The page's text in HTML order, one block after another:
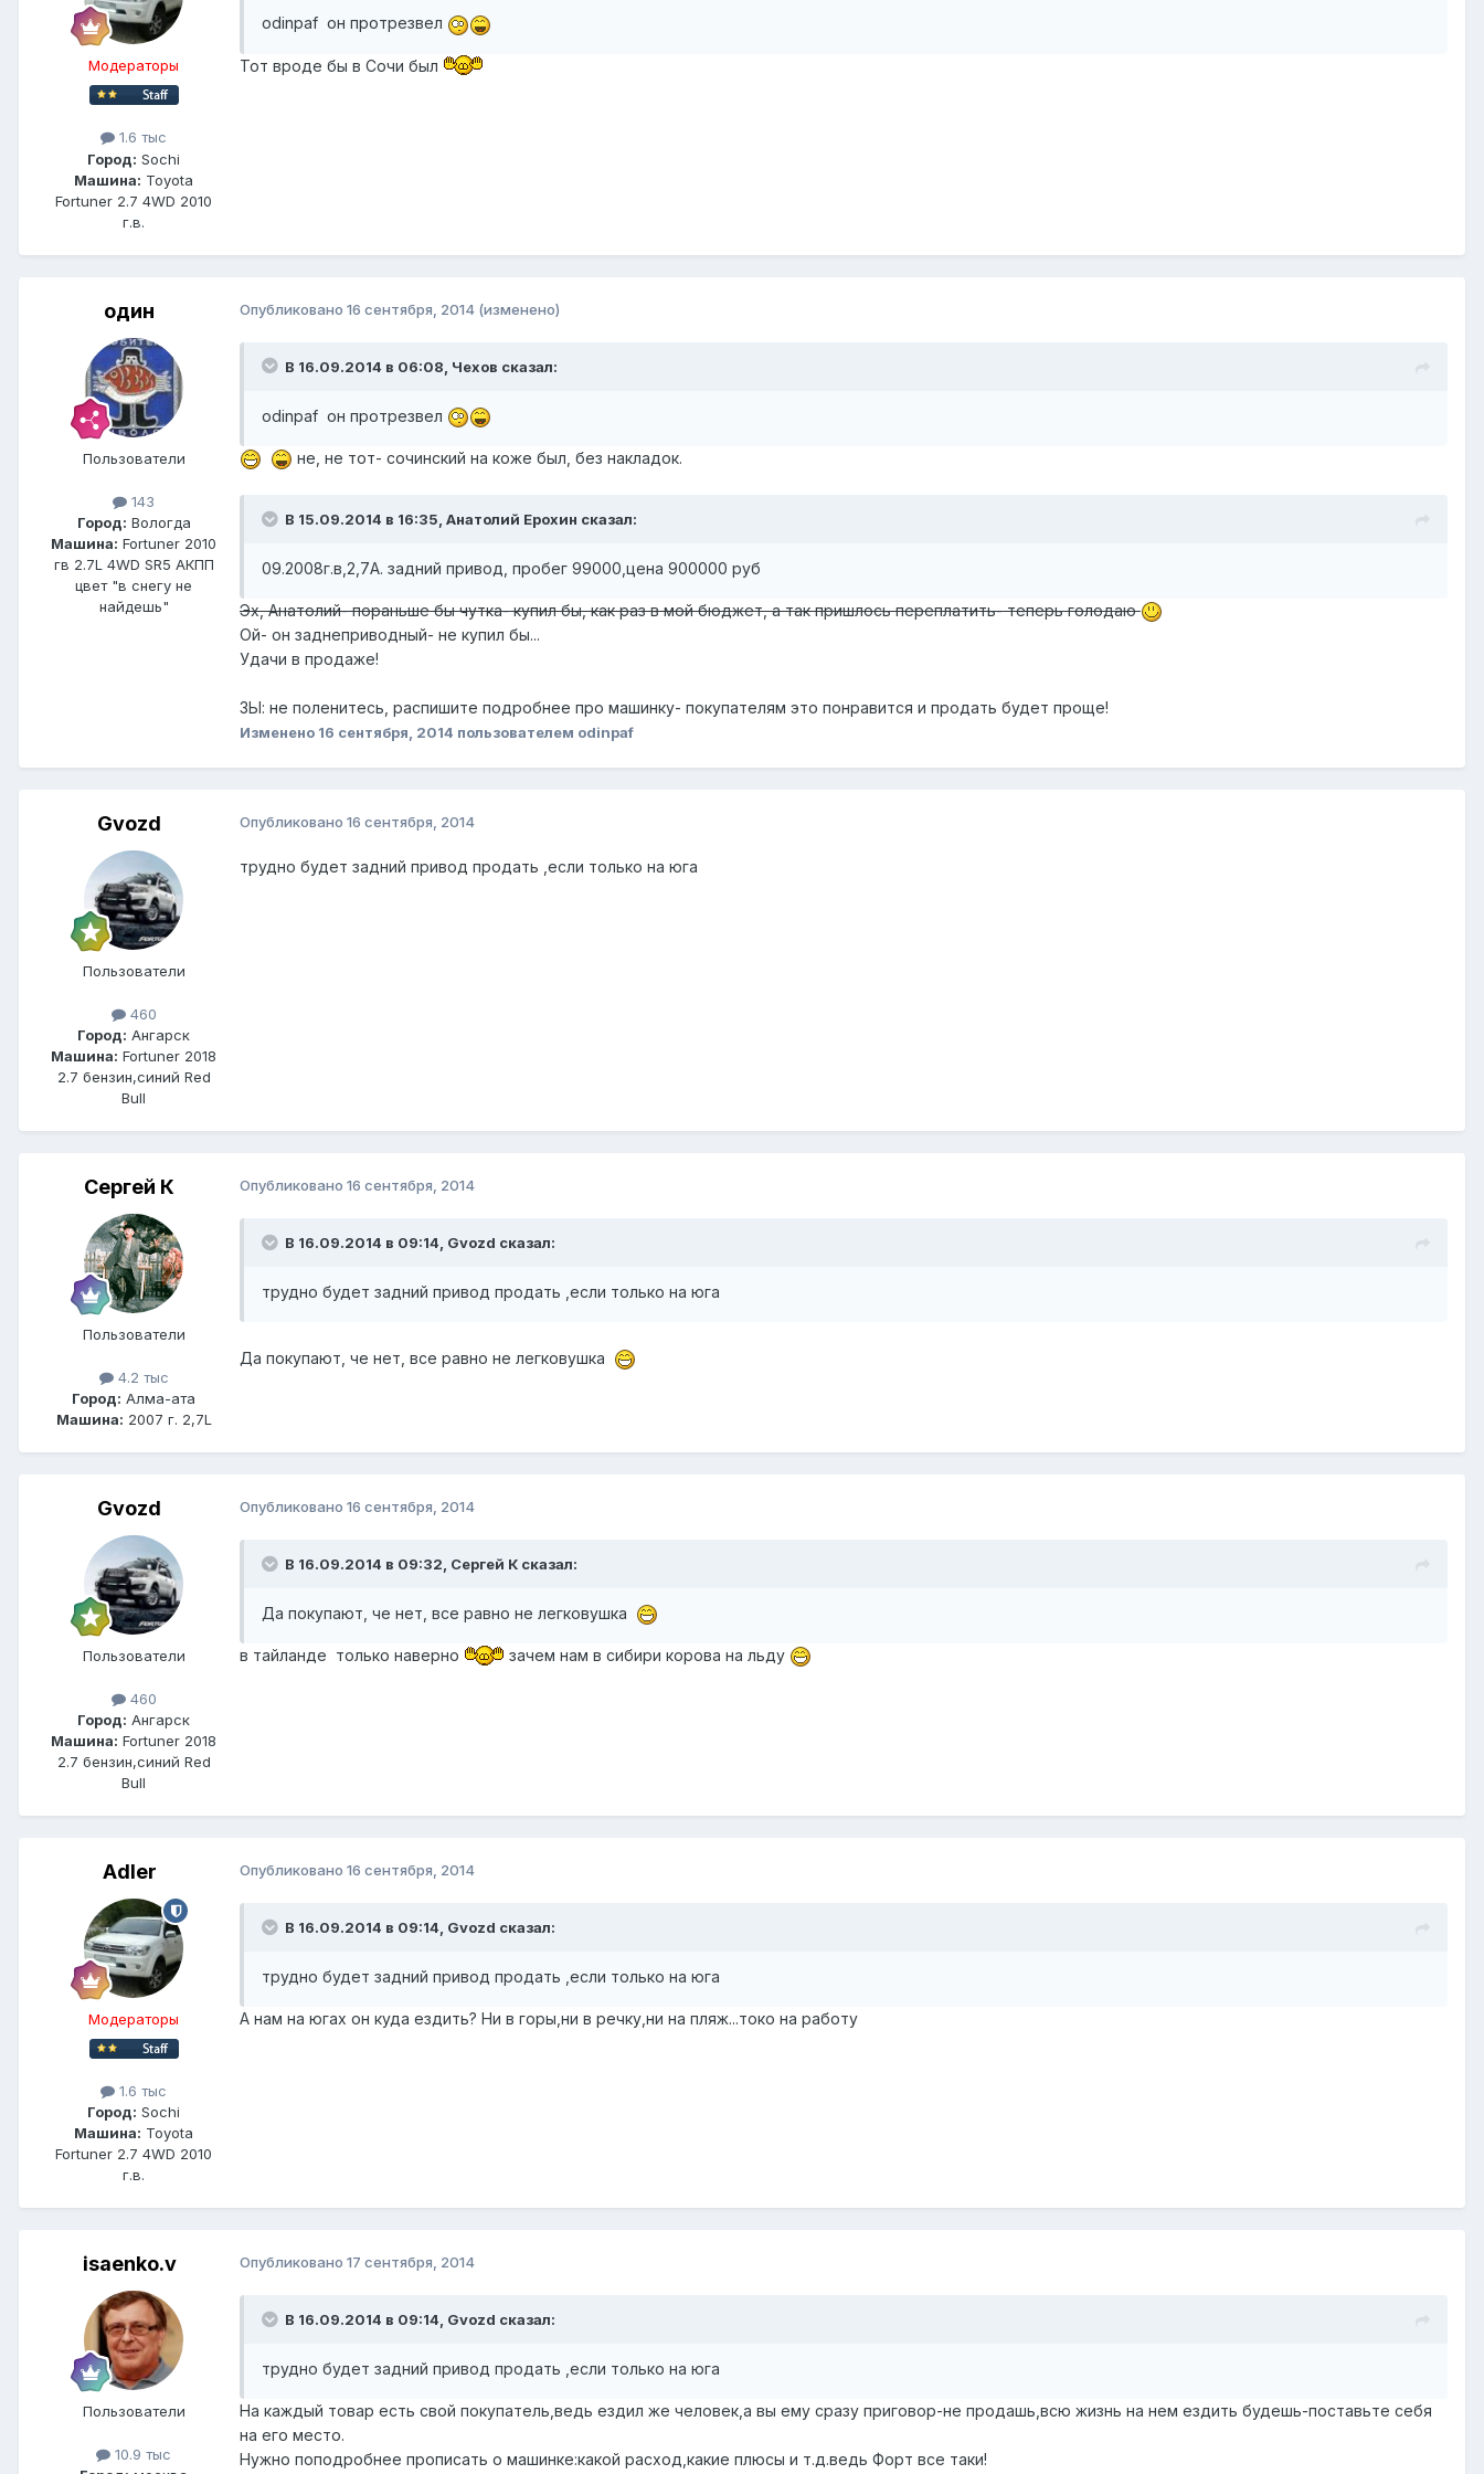
Модераторы
1.6 тыс
Город: Sochi
Машина: Toyota
Fortuner 2.7 4WD 2010
г.в.
odinpaf он протрезвел
Тот вроде бы в Сочи был
один
Пользователи
143
Город: Вологда
Машина: Fortuner 2010
гв 2.7L 4WD SR5 АКПП
цвет "в снегу не
найдешь"
Опубликовано 16 сентября, 2014 (изменено)
В 16.09.2014 в 06:08, Чехов сказал:
odinpaf он протрезвел
не, не тот- сочинский на коже был, без накладок.
В 15.09.2014 в 16:35, Анатолий Ерохин сказал:
09.2008г.в,2,7А. задний привод, пробег 99000,цена 900000 руб
Эх, Анатолий- пораньше бы чутка- купил бы, как раз в мой бюджет, а так пришлось переплатить- теперь голодаю
Ой- он заднеприводный- не купил бы...
Удачи в продаже!
ЗЫ: не поленитесь, распишите подробнее про машинку- покупателям это понравится и продать будет проще!
Изменено 16 сентября, 2014 пользователем odinpaf
Gvozd
Пользователи
460
Город: Ангарск
Машина: Fortuner 2018
2.7 бензин,синий Red
Bull
Опубликовано 16 сентября, 2014
трудно будет задний привод продать ,если только на юга
Сергей К
Пользователи
4.2 тыс
Город: Алма-ата
Машина: 2007 г. 2,7L
Опубликовано 16 сентября, 2014
В 16.09.2014 в 09:14, Gvozd сказал:
трудно будет задний привод продать ,если только на юга
Да покупают, че нет, все равно не легковушка
Gvozd
Пользователи
460
Город: Ангарск
Машина: Fortuner 2018
2.7 бензин,синий Red
Bull
Опубликовано 16 сентября, 2014
В 16.09.2014 в 09:32, Сергей К сказал:
Да покупают, че нет, все равно не легковушка
в тайланде только наверно зачем нам в сибири корова на льду
Adler
Модераторы
1.6 тыс
Город: Sochi
Машина: Toyota
Fortuner 2.7 4WD 2010
г.в.
Опубликовано 16 сентября, 2014
В 16.09.2014 в 09:14, Gvozd сказал:
трудно будет задний привод продать ,если только на юга
А нам на югах он куда ездить? Ни в горы,ни в речку,ни на пляж...токо на работу
isaenko.v
Пользователи
10.9 тыс
Опубликовано 17 сентября, 2014
В 16.09.2014 в 09:14, Gvozd сказал:
трудно будет задний привод продать ,если только на юга
На каждый товар есть свой покупатель,ведь ездил же человек,а вы ему сразу приговор-не продашь,всю жизнь на нем ездить будешь-поставьте себя
на его место.
Нужно поподробнее прописать о машинке:какой расход,какие плюсы и т.д.ведь Форт все таки!